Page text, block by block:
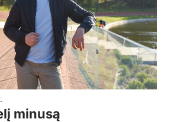
minusą